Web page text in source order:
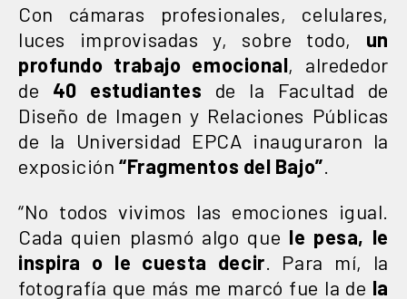
Con cámaras profesionales, celulares,
luces improvisadas y, sobre todo, un
profundo trabajo emocional, alrededor
de 40 estudiantes de la Facultad de
Diseño de Imagen y Relaciones Públicas
de la Universidad EPCA inauguraron la
exposición“Fragmentos del Bajo”
“No todos vivimos las emociones igual.
Cada quien plasmó algo que le pesa, le
inspira o le cuesta decir . Para mí, la
fotografía que más me marcó fue la de la